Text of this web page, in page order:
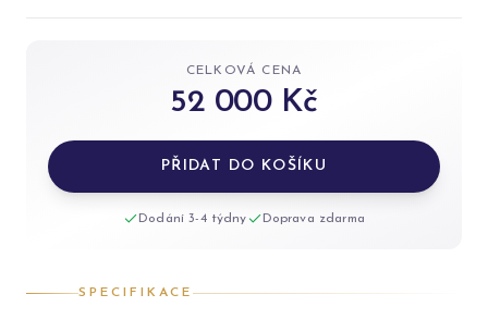
CELKOVÁ CENA
52 000 Kč
PŘIDAT DO KOŠÍKU
Dodání 3-4 týdny Doprava zdarma
SPECIFIKACE